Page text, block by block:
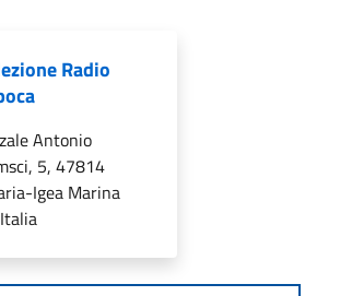
Radio
Antonio
5, 47814
Igea Marina